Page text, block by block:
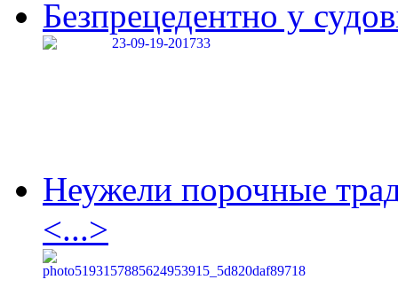
Безпрецедентно у
Неужели порочные
<...>